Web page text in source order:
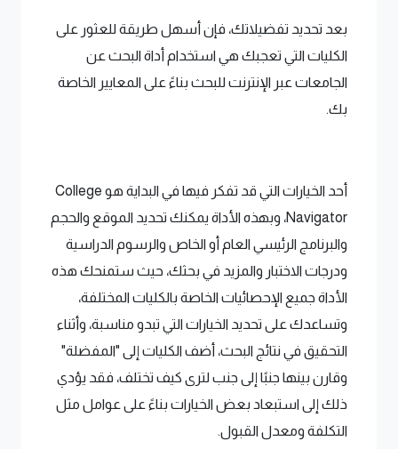
بعد تحديد تفضيلاتك، فإن أسهل طريقة للعثور على
الكليات التي تعجبك هي استخدام أداة البحث عن
الجامعات عبر الإنترنت للبحث بناءً على المعايير الخاصة
بك.
أحد الخيارات التي قد تفكر فيها في البداية هو College
Navigator، وبهذه الأداة يمكنك تحديد الموقع والحجم
والبرنامج الرئيسي العام أو الخاص والرسوم الدراسية
ودرجات الاختبار والمزيد في بحثك، حيث ستمنحك هذه
الأداة جميع الإحصائيات الخاصة بالكليات المختلفة،
وتساعدك على تحديد الخيارات التي تبدو مناسبة، وأثناء
التحقيق في نتائج البحث، أضف الكليات إلى "المفضلة"
وقارن بينها جنبًا إلى جنب لترى كيف تختلف، فقد يؤدي
ذلك إلى استبعاد بعض الخيارات بناءً على عوامل مثل
التكلفة ومعدل القبول.